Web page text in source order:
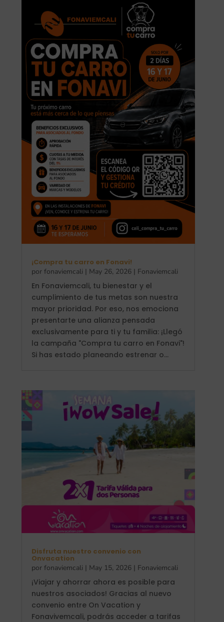
¡Compra tu carro en Fonavi!
porfonaviemcali | May 26, 2026 | Fonaviemcali
En Fonaviemcali, tu bienestar y el
cumplimiento de tus metas son nuestra
mayor prioridad. Por eso, nos emociona
presentarte una alianza pensada
exclusivamente para ti y tu familia: ¡Llegó
la campaña "Compra tu carro en Fonavi"!
Si has estado planeando estrenar o...
Disfruta nuestro convenio con
Onvacation
porfonaviemcali | May 15, 2026 | Fonaviemcali
¡Viajar y ahorrar ahora es posible para
nuestros asociados! Gracias al nuevo
convenio entre On Vacation y
Fonavivemcali, podrás acceder a tarifas